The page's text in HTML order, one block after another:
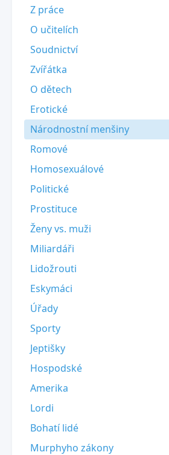
Z práce
O učitelích
Soudnictví
Zvířátka
O dětech
Erotické
Národnostní menšiny
Romové
Homosexuálové
Politické
Prostituce
Ženy vs. muži
Miliardáři
Lidožrouti
Eskymáci
Úřady
Sporty
Jeptišky
Hospodské
Amerika
Lordi
Bohatí lidé
Murphyho zákony